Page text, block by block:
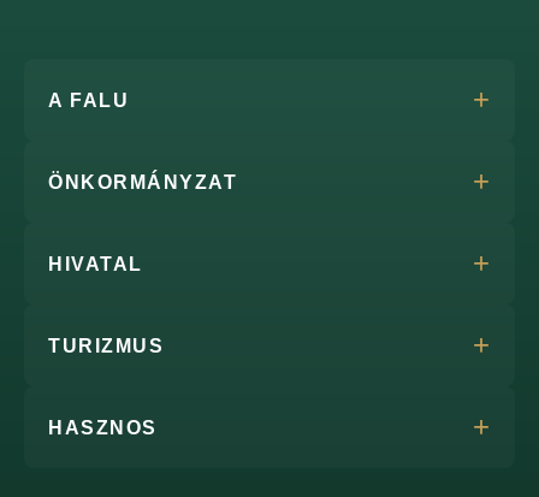
A FALU
ÖNKORMÁNYZAT
HIVATAL
TURIZMUS
HASZNOS